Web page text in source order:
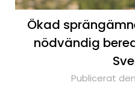
Ökad
nödvändig
Publicerat